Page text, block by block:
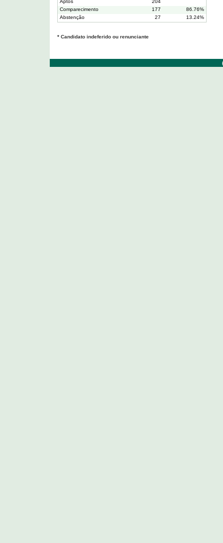
Aptos
204
Comparecimento
177
86.76%
Abstenção
27 13.24%
* Candidato indeferido ou renunciante